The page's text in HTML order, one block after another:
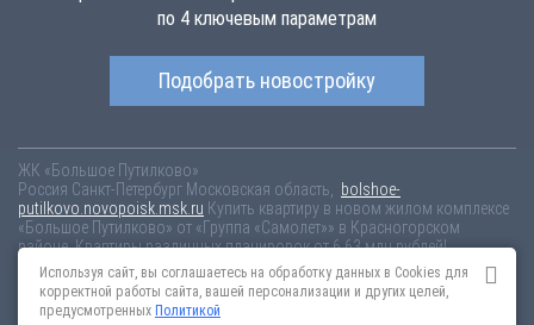
по 4 ключевым параметрам
Подобрать новостройку
ЖК «Большое Путилково»
Россия Санкт-Петербург Московская область,
bolshoe-
putilkovo.novopoisk.msk.ru Купить квартиру в новом жилом комплексе
«Большое Путилково» от «Группа «Самолет»» в Красногорском
районе. Квартиры различных планировок от 6.63 млн рублей!
Новостройки Санкт-ПетербургаНовостройки Москвы
Информация на сайте взята из открытых источников, не является
Используя сайт, вы соглашаетесь на обработку данных в Cookies для
корректной работы сайта, вашей персонализации и других целей,
предусмотренных Политикой